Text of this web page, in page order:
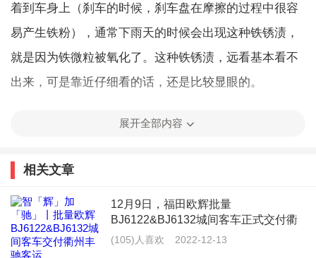
着到车身上（刹车的时候，刹车盘在摩擦的过程中很容
易产生铁粉），通常下雨天的时候会出现这种铁锈渍，
就是因为铁微粒被氧化了。这种铁锈渍，远看基本看不
出来，可是靠近仔细看的话，还是比较显眼的。
第一个办法，如果锈斑不是很严重的话，而且附着度不
净以后，涂上一层底漆，可以有效防止锈斑扩大。
第二个办法，毛巾浸湿涂上牙膏，然后擦拭车身上的锈
斑，再用另外一条干净的湿毛巾将之前擦拭的地方擦干
净，然后晾干。如果车辆出现新的锈斑的时候，不防给
展开全部内容
相关文章
12月9日，福田欧辉批量
BJ6122&BJ6132城间客车正式交付衢
州市丰驰客运有限公司（以下简称“衢
(105)人喜欢 2022-12-13